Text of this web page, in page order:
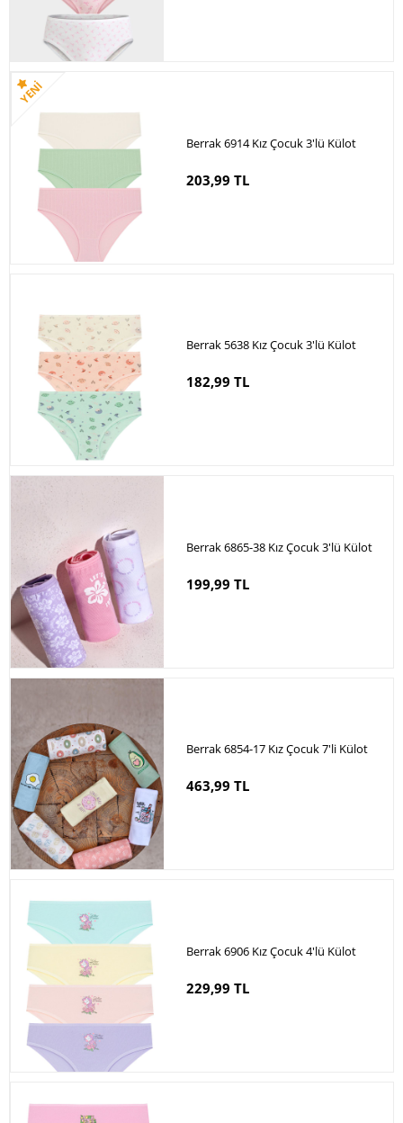
Berrak 6914 Kız Çocuk 3'lü Külot
203,99 TL
Berrak 5638 Kız Çocuk 3'lü Külot
182,99 TL
Berrak 6865-38 Kız Çocuk 3'lü Külot
199,99 TL
Berrak 6854-17 Kız Çocuk 7'li Külot
463,99 TL
Berrak 6906 Kız Çocuk 4'lü Külot
229,99 TL